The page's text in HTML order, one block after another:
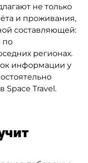
не только
и проживания,
составляющей:
по
регионах.
информации у
Space Travel.